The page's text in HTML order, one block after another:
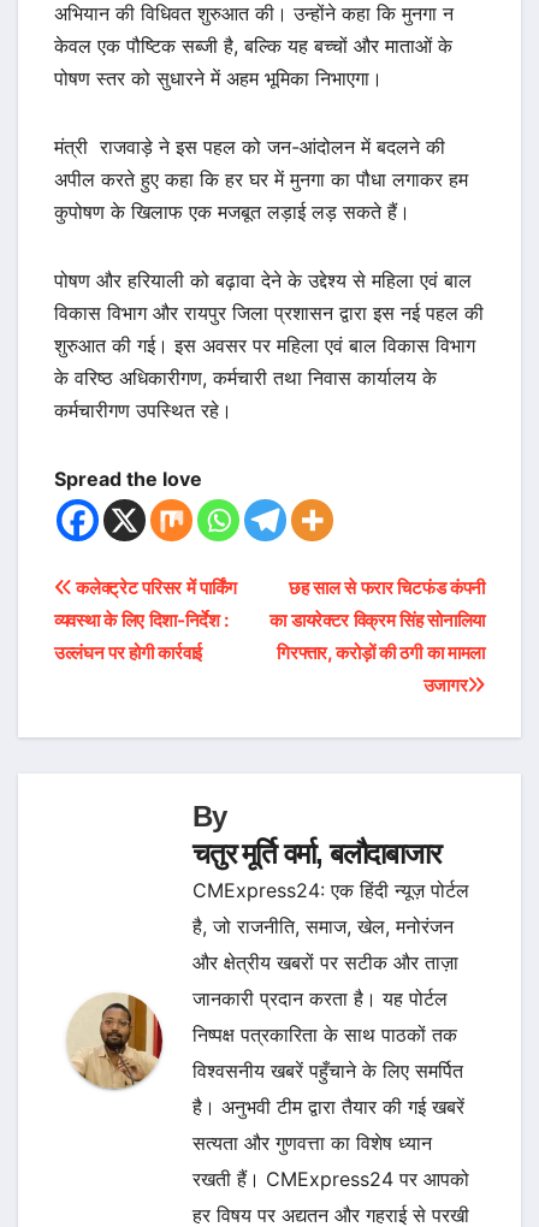
अभियान की विधिवत शुरुआत की। उन्होंने कहा कि मुनगा न
केवल एक पौष्टिक सब्जी है, बल्कि यह बच्चों और माताओं के
पोषण स्तर को सुधारने में अहम भूमिका निभाएगा।
मंत्री राजवाड़े ने इस पहल को जन-आंदोलन में बदलने की
अपील करते हुए कहा कि हर घर में मुनगा का पौधा लगाकर हम
कुपोषण के खिलाफ एक मजबूत लड़ाई लड़ सकते हैं।
पोषण और हरियाली को बढ़ावा देने के उद्देश्य से महिला एवं बाल
विकास विभाग और रायपुर जिला प्रशासन द्वारा इस नई पहल की
शुरुआत की गई। इस अवसर पर महिला एवं बाल विकास विभाग
के वरिष्ठ अधिकारीगण, कर्मचारी तथा निवास कार्यालय के
कर्मचारीगण उपस्थित रहे।
Spread the love
Post
navigation
छह साल से फरार चिटफंड कंपनी
का डायरेक्टर विक्रम सिंह सोनालिया
गिरफ्तार, करोड़ों की ठगी का मामला
उजागर
कलेक्ट्रेट परिसर में पार्किंग
व्यवस्था के लिए दिशा-निर्देश :
उल्लंघन पर होगी कार्रवाई
By
चतुर मूर्ति वर्मा, बलौदाबाजार
CMExpress24: एक हिंदी न्यूज़ पोर्टल
है, जो राजनीति, समाज, खेल, मनोरंजन
और क्षेत्रीय खबरों पर सटीक और ताज़ा
जानकारी प्रदान करता है। यह पोर्टल
निष्पक्ष पत्रकारिता के साथ पाठकों तक
विश्वसनीय खबरें पहुँचाने के लिए समर्पित
है। अनुभवी टीम द्वारा तैयार की गई खबरें
सत्यता और गुणवत्ता का विशेष ध्यान
रखती हैं। CMExpress24 पर आपको
हर विषय पर अद्यतन और गहराई से परखी